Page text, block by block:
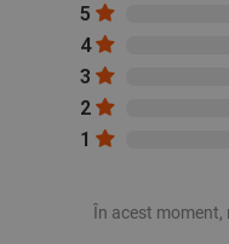
5
4
3
2
1
În acest moment,